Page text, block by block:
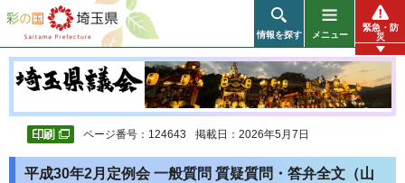
彩の国 埼玉県
情報を探す メニュー
緊急・防
災
ページ番号：124643 掲載日：2026年5月7日
平成30年2月定例会 一般質問 質疑質問・答弁全文（山